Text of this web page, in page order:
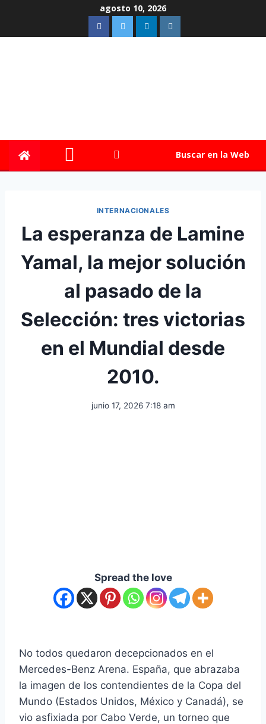
agosto 10, 2026
Buscar en la Web
INTERNACIONALES
La esperanza de Lamine
Yamal, la mejor solución
al pasado de la
Selección: tres victorias
en el Mundial desde
2010.
junio 17, 2026 7:18 am
Spread the love
No todos quedaron decepcionados en el
Mercedes-Benz Arena. España, que abrazaba
la imagen de los contendientes de la Copa del
Mundo (Estados Unidos, México y Canadá), se
vio asfixiada por Cabo Verde, un torneo que